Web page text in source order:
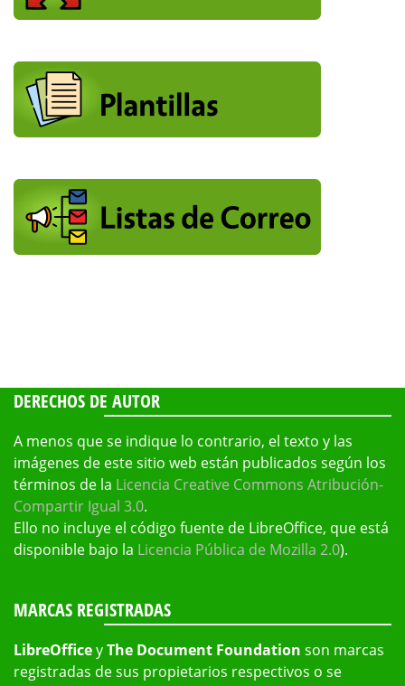
DERECHOS DE AUTOR
A menos que se indique lo contrario, el texto y las
imágenes de este sitio web están publicados según los
términos de la Licencia Creative Commons Atribución-
Compartir Igual 3.0.
Ello no incluye el código fuente de LibreOffice, que está
disponible bajo la Licencia Pública de Mozilla 2.0).
MARCAS REGISTRADAS
LibreOfficeyThe Document Foundation son marcas
registradas de sus propietarios respectivos o se